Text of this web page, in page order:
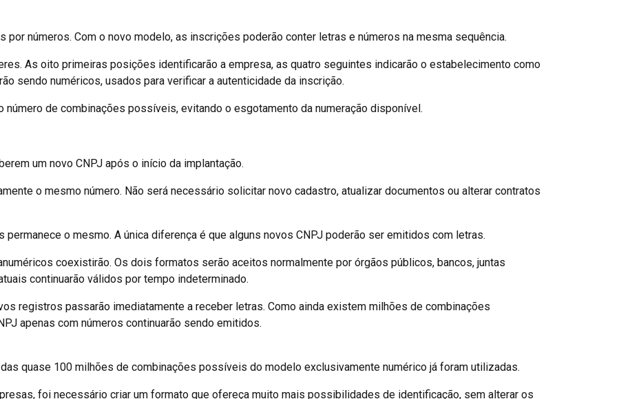
números. Com o novo modelo, as inscrições poderão conter letras e números na mesma sequência.
As oito primeiras posições identificarão a empresa, as quatro seguintes indicarão o estabelecimento como
sendo numéricos, usados para verificar a autenticidade da inscrição.
número de combinações possíveis, evitando o esgotamento da numeração disponível.
um novo CNPJ após o início da implantação.
o mesmo número. Não será necessário solicitar novo cadastro, atualizar documentos ou alterar contratos
o mesmo. A única diferença é que alguns novos CNPJ poderão ser emitidos com letras.
coexistirão. Os dois formatos serão aceitos normalmente por órgãos públicos, bancos, juntas
continuarão válidos por tempo indeterminado.
registros passarão imediatamente a receber letras. Como ainda existem milhões de combinações
apenas com números continuarão sendo emitidos.
quase 100 milhões de combinações possíveis do modelo exclusivamente numérico já foram utilizadas.
foi necessário criar um formato que ofereça muito mais possibilidades de identificação, sem alterar os